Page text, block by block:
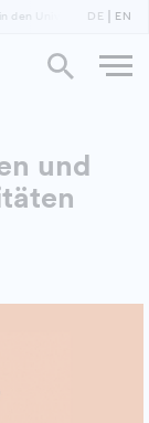
den Universitäten
DE EN
und